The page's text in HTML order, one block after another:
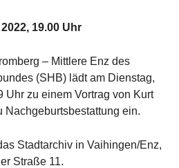
19.00 Uhr
– Mittlere Enz des
(SHB) lädt am Dienstag,
Uhr zu einem Vortrag von Kurt
Nachgeburtsbestattung ein.
Stadtarchiv in Vaihingen/Enz,
Straße 11.